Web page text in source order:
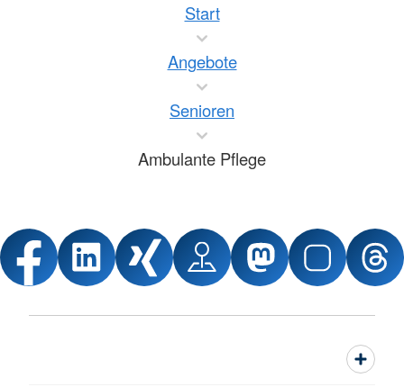
Start
Angebote
Senioren
Ambulante Pflege